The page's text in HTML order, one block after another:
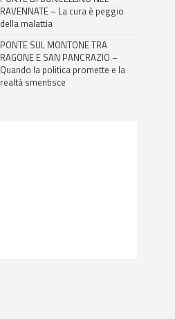
RAVENNATE – La cura è peggio
della malattia
PONTE SUL MONTONE TRA
RAGONE E SAN PANCRAZIO –
Quando la politica promette e la
realtà smentisce